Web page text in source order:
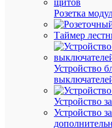
Розетка
Таймер
Устройство
Устройство
Устройство